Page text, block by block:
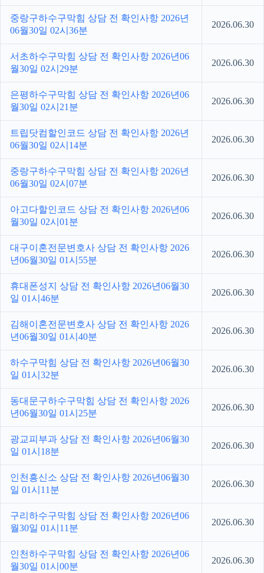
중랑구하수구막힘 상담 전 확인사항 2026년
06월30일 02시36분
2026.06.30
서초하수구막힘 상담 전 확인사항 2026년06
월30일 02시29분
2026.06.30
은평하수구막힘 상담 전 확인사항 2026년06
월30일 02시21분
2026.06.30
트립닷컴할인코드 상담 전 확인사항 2026년
06월30일 02시14분
2026.06.30
중랑구하수구막힘 상담 전 확인사항 2026년
06월30일 02시07분
2026.06.30
아고다할인코드 상담 전 확인사항 2026년06
월30일 02시01분
2026.06.30
대구이혼전문변호사 상담 전 확인사항 2026
년06월30일 01시55분
2026.06.30
휴대폰성지 상담 전 확인사항 2026년06월30
일 01시46분
2026.06.30
김해이혼전문변호사 상담 전 확인사항 2026
년06월30일 01시40분
2026.06.30
하수구막힘 상담 전 확인사항 2026년06월30
일 01시32분
2026.06.30
동대문구하수구막힘 상담 전 확인사항 2026
년06월30일 01시25분
2026.06.30
광교피부과 상담 전 확인사항 2026년06월30
일 01시18분
2026.06.30
인천흥신소 상담 전 확인사항 2026년06월30
일 01시11분
2026.06.30
구리하수구막힘 상담 전 확인사항 2026년06
월30일 01시11분
2026.06.30
인천하수구막힘 상담 전 확인사항 2026년06
월30일 01시00분
2026.06.30